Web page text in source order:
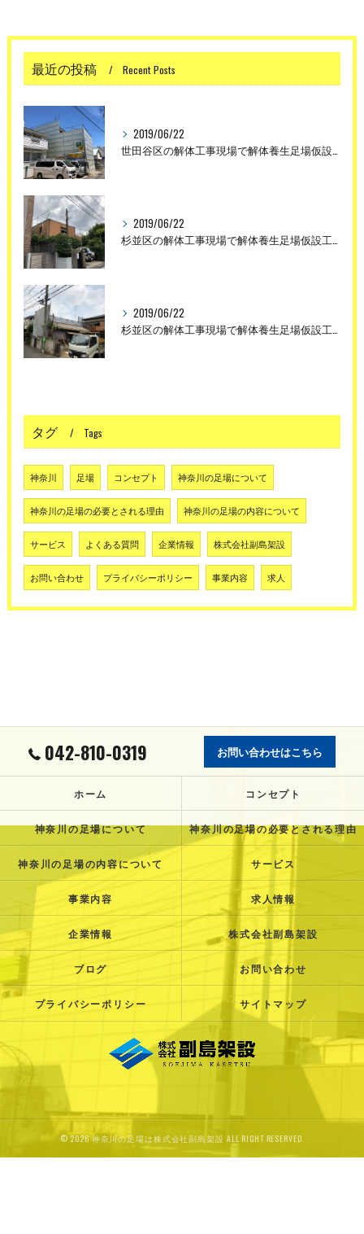
最近の投稿 Recent Posts
2019/06/22
世田谷区の解体工事現場で解体養生足場仮設工事を行いました。
2019/06/22
杉並区の解体工事現場で解体養生足場仮設工事を行いました。
2019/06/22
杉並区の解体工事現場で解体養生足場仮設工事を行いました。
タグ Tags
神奈川 足場 コンセプト 神奈川の足場について
神奈川の足場の必要とされる理由 神奈川の足場の内容について
サービス よくある質問 企業情報 株式会社副島架設
お問い合わせ プライバシーポリシー 事業内容 求人
042-810-0319 お問い合わせはこちら
ホーム コンセプト
神奈川の足場について 神奈川の足場の必要とされる理由
神奈川の足場の内容について サービス
事業内容 求人情報
企業情報 株式会社副島架設
ブログ お問い合わせ
プライバシーポリシー サイトマップ
© 2026 神奈川の足場は株式会社副島架設 ALL RIGHT RESERVED.